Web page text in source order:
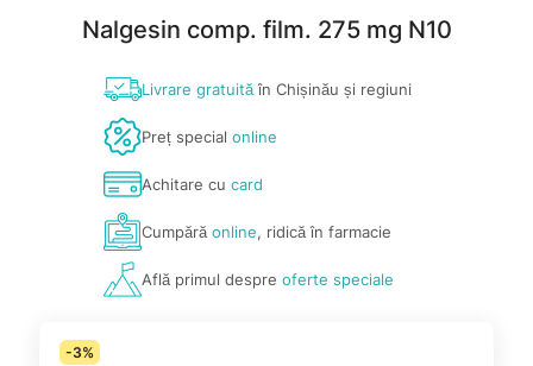
Nalgesin comp. film. 275 mg N10
Livrare gratuităîn Chișinău și regiuni
Preț special online
Achitare cu card
Cumpărăonline, ridică în farmacie
Află primul despre oferte speciale
-3%